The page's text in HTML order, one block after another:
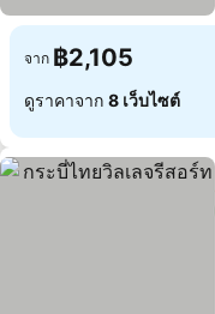
จาก ฿2,105
ดูราคาจาก 8 เว็บไซต์